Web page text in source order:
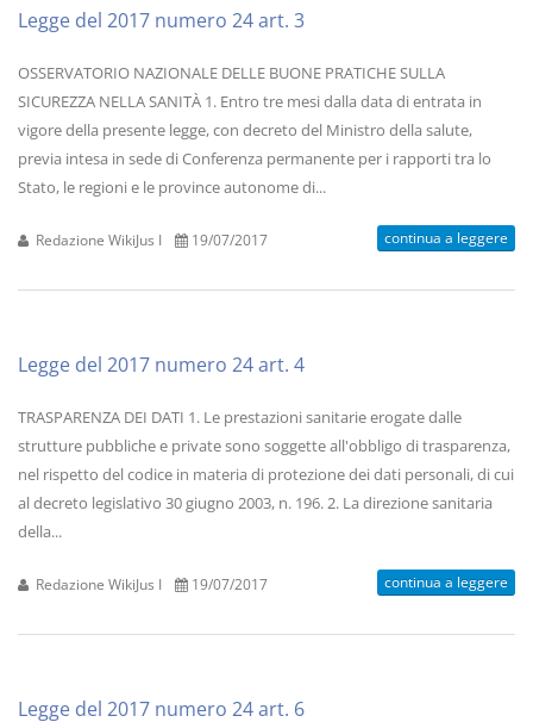
Legge del 2017 numero 24 art. 3
OSSERVATORIO NAZIONALE DELLE BUONE PRATICHE SULLA
SICUREZZA NELLA SANITÀ 1. Entro tre mesi dalla data di entrata in
vigore della presente legge, con decreto del Ministro della salute,
previa intesa in sede di Conferenza permanente per i rapporti tra lo
Stato, le regioni e le province autonome di...
Redazione WikiJus I 19/07/2017 continua a leggere
Legge del 2017 numero 24 art. 4
TRASPARENZA DEI DATI 1. Le prestazioni sanitarie erogate dalle
strutture pubbliche e private sono soggette all'obbligo di trasparenza,
nel rispetto del codice in materia di protezione dei dati personali, di cui
al decreto legislativo 30 giugno 2003, n. 196. 2. La direzione sanitaria
della...
Redazione WikiJus I 19/07/2017 continua a leggere
Legge del 2017 numero 24 art. 6